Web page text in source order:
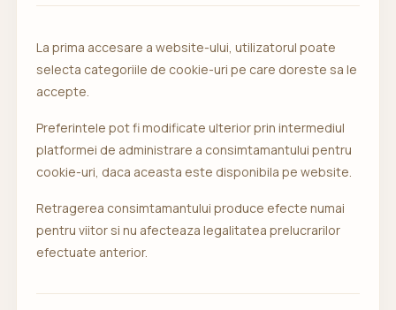
La prima accesare a website-ului, utilizatorul poate
selecta categoriile de cookie-uri pe care doreste sa le
accepte.
Preferintele pot fi modificate ulterior prin intermediul
platformei de administrare a consimtamantului pentru
cookie-uri, daca aceasta este disponibila pe website.
Retragerea consimtamantului produce efecte numai
pentru viitor si nu afecteaza legalitatea prelucrarilor
efectuate anterior.